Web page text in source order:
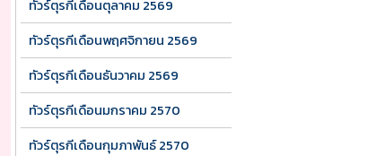
ทัวร์ตุรกีเดือนตุลาคม 2569
ทัวร์ตุรกีเดือนพฤศจิกายน 2569
ทัวร์ตุรกีเดือนธันวาคม 2569
ทัวร์ตุรกีเดือนมกราคม 2570
ทัวร์ตุรกีเดือนกุมภาพันธ์ 2570